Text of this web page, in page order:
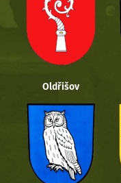
Oldřišov